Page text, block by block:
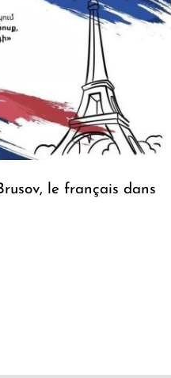
le français dans